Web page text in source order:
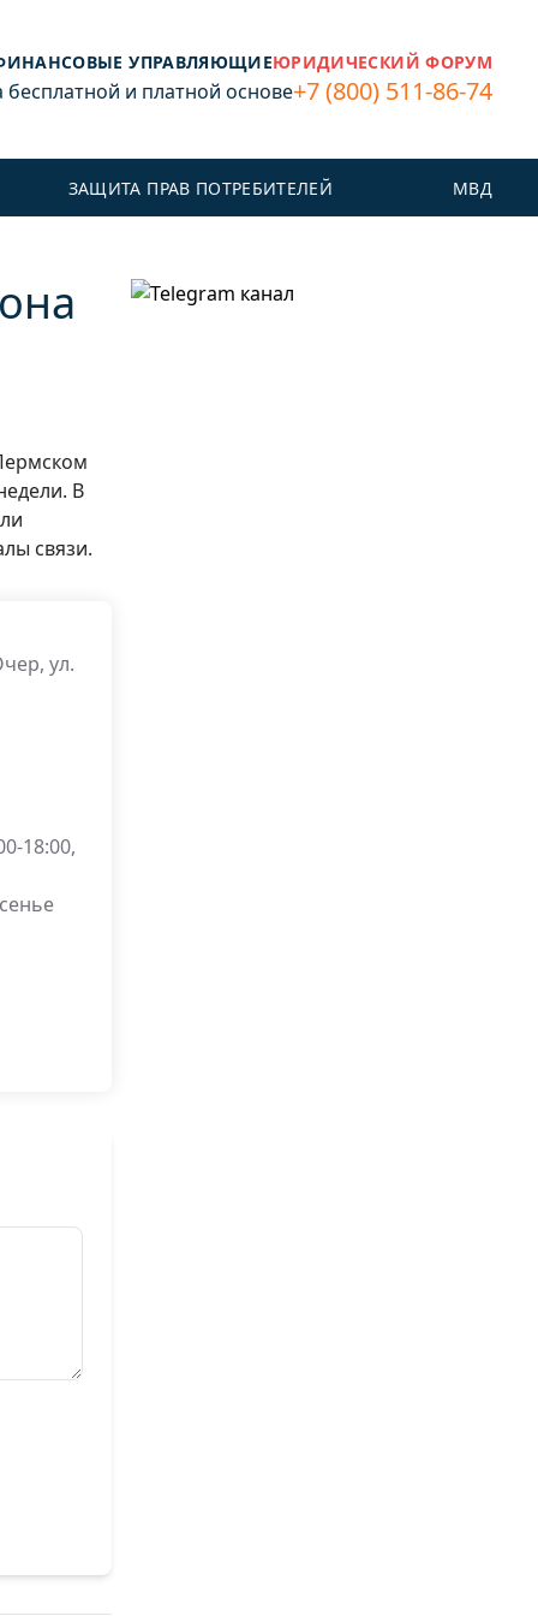
УПРАВЛЯЮЩИЕЮРИДИЧЕСКИЙ ФОРУМ
и платной основе+7 (800) 511-86-74
ЗАЩИТА ПРАВ ПОТРЕБИТЕЛЕЙ МВД
В
связи.
ул.
18:00,